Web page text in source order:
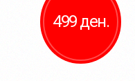
499 ден.